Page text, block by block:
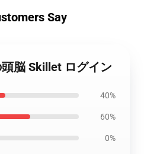
Say
脳 Skillet ログイン
40%
60%
0%